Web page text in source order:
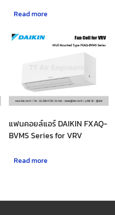
Read more
แฟนคอยล์แอร์ DAIKIN FXAQ-
BVMS Series for VRV
Read more